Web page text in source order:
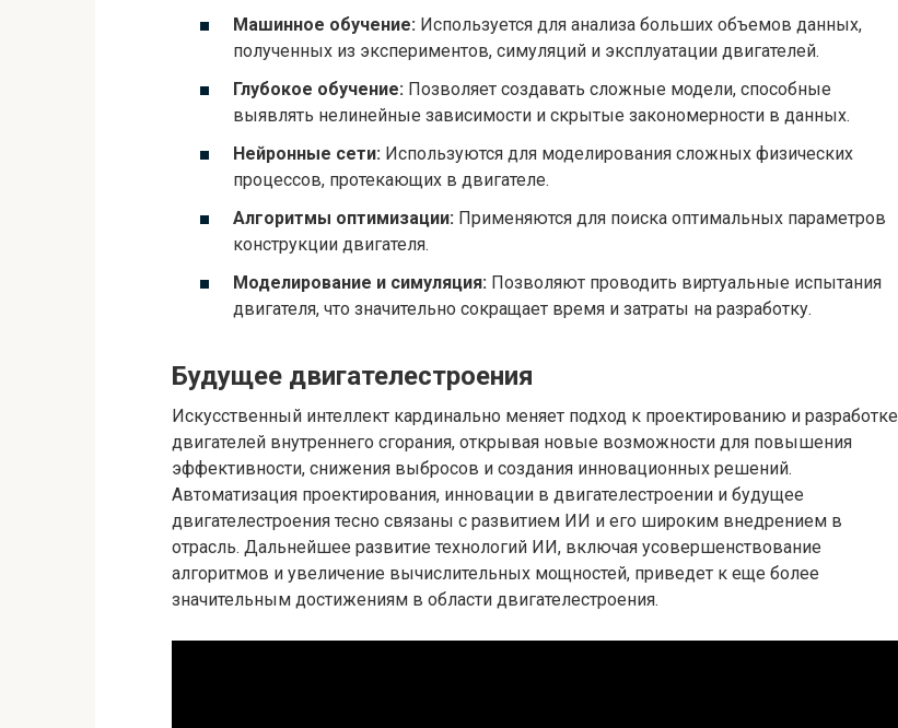
Машинное обучение: Используется для анализа больших объемов данных,
полученных из экспериментов, симуляций и эксплуатации двигателей.
Глубокое обучение: Позволяет создавать сложные модели, способные
выявлять нелинейные зависимости и скрытые закономерности в данных.
Нейронные сети: Используются для моделирования сложных физических
процессов, протекающих в двигателе.
Алгоритмы оптимизации: Применяются для поиска оптимальных параметров
конструкции двигателя.
Моделирование и симуляция: Позволяют проводить виртуальные испытания
двигателя, что значительно сокращает время и затраты на разработку.
Будущее двигателестроения
Искусственный интеллект кардинально меняет подход к проектированию и разработке
двигателей внутреннего сгорания, открывая новые возможности для повышения
эффективности, снижения выбросов и создания инновационных решений.
Автоматизация проектирования, инновации в двигателестроении и будущее
двигателестроения тесно связаны с развитием ИИ и его широким внедрением в
отрасль. Дальнейшее развитие технологий ИИ, включая усовершенствование
алгоритмов и увеличение вычислительных мощностей, приведет к еще более
значительным достижениям в области двигателестроения.